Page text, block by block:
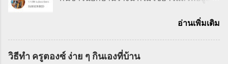
ทำอาหารก็จะเป็นแม่เราก็แค่ยกหูโทรศัพท์วัน
กับข้าว จึงทำให้อิฉันมีความสามารถในการ
อ่านเพิ่มเติม
วิธีทำ ครูตองซ์ ง่าย ๆ กินเองที่บ้าน